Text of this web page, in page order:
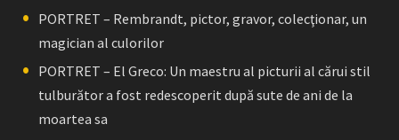
PORTRET – Rembrandt, pictor, gravor, colecţionar, un
magician al culorilor
PORTRET – El Greco: Un maestru al picturii al cărui stil
tulburător a fost redescoperit după sute de ani de la
moartea sa